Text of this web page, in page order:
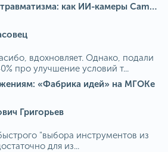
Стратегия нулевого травматизма: как ИИ-камеры Camkord снижают риск наезда на пешехода при работе на погрузчике
вдохновляет. Однако, подали
про улучшение условий т...
«Фабрика идей» на МГОКе
Григорьев
"выбора инструментов из
для из...